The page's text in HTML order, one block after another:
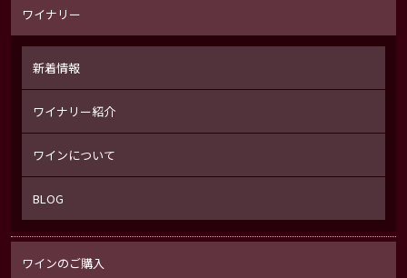
ワイナリー
新着情報
ワイナリー紹介
ワインについて
BLOG
ワインのご購入